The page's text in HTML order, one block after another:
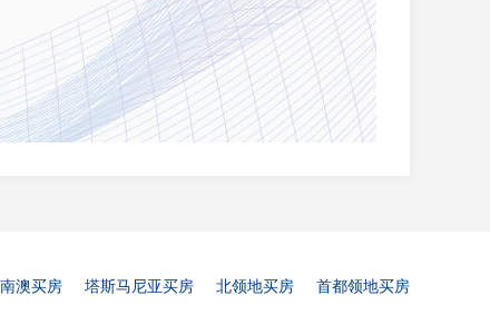
南澳买房 塔斯马尼亚买房 北领地买房 首都领地买房